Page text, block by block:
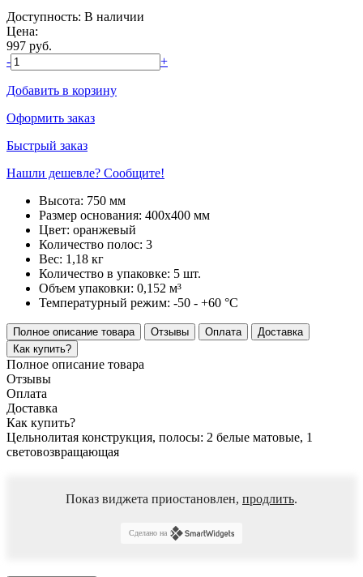
Доступность: В наличии
Цена:
997 руб.
-
+
Добавить в корзину
Оформить заказ
Быстрый заказ
Нашли дешевле? Сообщите!
Высота: 750 мм
Размер основания: 400х400 мм
Цвет: оранжевый
Количество полос: 3
Вес: 1,18 кг
Количество в упаковке: 5 шт.
Объем упаковки: 0,152 м³
Температурный режим: -50 - +60 °С
Полное описание товара Отзывы Оплата
Доставка
Как купить?
Полное описание товара
Отзывы
Оплата
Доставка
Как купить?
Цельнолитая конструкция, полосы: 2 белые матовые, 1
световозвращающая
Показ виджета приостановлен, продлить.
Сделано на